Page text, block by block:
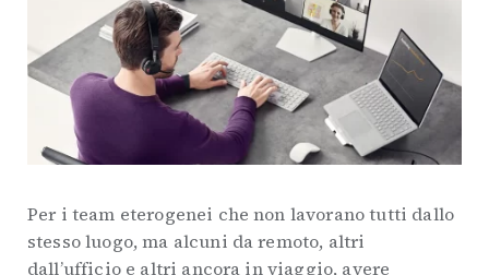
Per i team eterogenei che non lavorano tutti dallo
stesso luogo, ma alcuni da remoto, altri
dall’ufficio e altri ancora in viaggio, avere